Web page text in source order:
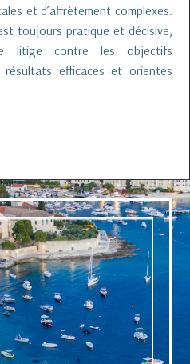
et d’affrètement complexes.
toujours pratique et décisive,
litige contre les objectifs
efficaces et orientés